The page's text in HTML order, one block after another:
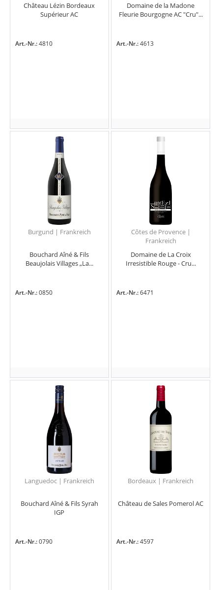
Château Lézin Bordeaux
Supérieur AC
Art.-Nr.:4810
Domaine de la Madone
Fleurie Bourgogne AC "Cru"...
Art.-Nr.:4613
Burgund | Frankreich
Bouchard Aîné & Fils
Beaujolais Villages „La...
Art.-Nr.:0850
Côtes de Provence |
Frankreich
Domaine de La Croix
Irresistible Rouge - Cru...
Art.-Nr.:6471
Languedoc | Frankreich
Bouchard Aîné & Fils Syrah
IGP
Art.-Nr.:0790
Bordeaux | Frankreich
Château de Sales Pomerol AC
Art.-Nr.:4597